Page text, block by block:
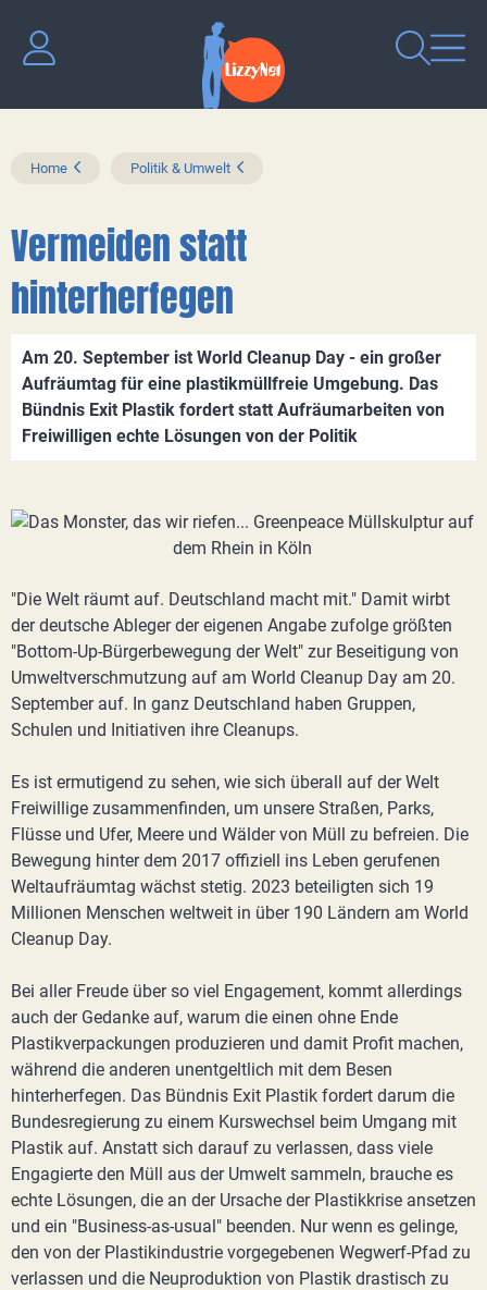
Home Politik & Umwelt
Vermeiden statt
hinterherfegen
Am 20. September ist World Cleanup Day - ein großer
Aufräumtag für eine plastikmüllfreie Umgebung. Das
Bündnis Exit Plastik fordert statt Aufräumarbeiten von
Freiwilligen echte Lösungen von der Politik
"Die Welt räumt auf. Deutschland macht mit." Damit wirbt
der deutsche Ableger der eigenen Angabe zufolge größten
"Bottom-Up-Bürgerbewegung der Welt" zur Beseitigung von
Umweltverschmutzung auf am World Cleanup Day am 20.
September auf. In ganz Deutschland haben Gruppen,
Schulen und Initiativen ihre Cleanups.
Es ist ermutigend zu sehen, wie sich überall auf der Welt
Freiwillige zusammenfinden, um unsere Straßen, Parks,
Flüsse und Ufer, Meere und Wälder von Müll zu befreien. Die
Bewegung hinter dem 2017 offiziell ins Leben gerufenen
Weltaufräumtag wächst stetig. 2023 beteiligten sich 19
Millionen Menschen weltweit in über 190 Ländern am World
Cleanup Day.
Bei aller Freude über so viel Engagement, kommt allerdings
auch der Gedanke auf, warum die einen ohne Ende
Plastikverpackungen produzieren und damit Profit machen,
während die anderen unentgeltlich mit dem Besen
hinterherfegen. Das Bündnis Exit Plastik fordert darum die
Bundesregierung zu einem Kurswechsel beim Umgang mit
Plastik auf. Anstatt sich darauf zu verlassen, dass viele
Engagierte den Müll aus der Umwelt sammeln, brauche es
echte Lösungen, die an der Ursache der Plastikkrise ansetzen
und ein "Business-as-usual" beenden. Nur wenn es gelinge,
den von der Plastikindustrie vorgegebenen Wegwerf-Pfad zu
verlassen und die Neuproduktion von Plastik drastisch zu